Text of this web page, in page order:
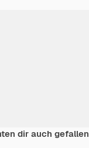
dir auch gefallen